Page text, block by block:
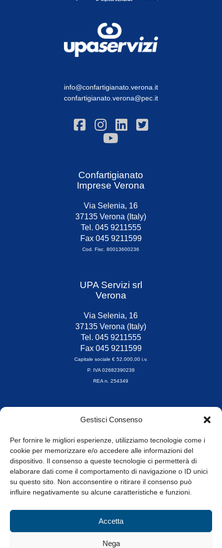
Gestisci Consenso
Per fornire le migliori esperienze, utilizziamo tecnologie come i
cookie per memorizzare e/o accedere alle informazioni del
dispositivo. Il consenso a queste tecnologie ci permetterà di
elaborare dati come il comportamento di navigazione o ID unici
su questo sito. Non acconsentire o ritirare il consenso può
influire negativamente su alcune caratteristiche e funzioni.
Accetta
Nega
info@confartigianato.verona.it
confartigianato.verona@pec.it
Confartigianato
Imprese Verona
Via Selenia, 16
37135 Verona (Italy)
Tel. 045 9211555
Fax 045 9211599
Cod. Fisc. 80013600236
UPA Servizi srl
Verona
Via Selenia, 16
37135 Verona (Italy)
Tel. 045 9211555
Fax 045 9211599
Capitale sociale € 52.000,00 i.v.
P. IVA 02682390238
REA n. 254349
Orari di apertura
8.30-13.00 / 14.00-17.30
Whistleblowing
© Tutti i diritti riservati
Privacy Policy e Cookie|Informativa Cookie